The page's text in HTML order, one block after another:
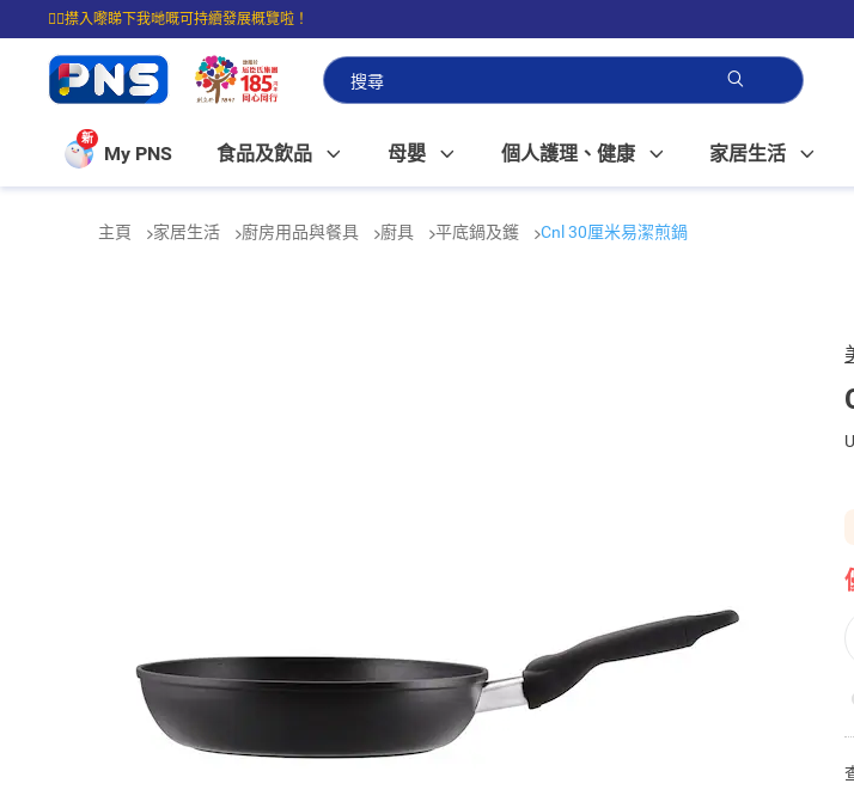
☝🏼㩒入嚟睇下我哋嘅可持續發展概覽啦！
⭐購物滿$399即享免費送貨；滿$100即可免費店取。
新
My PNS 食品及飲品 母嬰 個人護理、健康 家居生活
主頁 家居生活 廚房用品與餐具 廚具 平底鍋及鑊 Cnl 30厘米易潔煎鍋